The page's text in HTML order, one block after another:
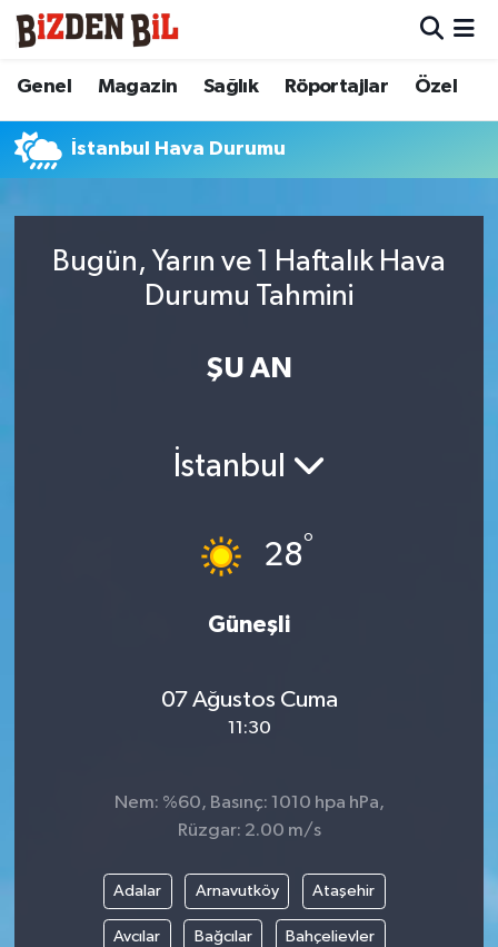
Genel Magazin Sağlık Röportajlar Özel
İstanbul Hava Durumu
Bugün, Yarın ve 1 Haftalık Hava
Durumu Tahmini
ŞU AN
İstanbul
28°
Güneşli
07 Ağustos Cuma
11:30
Nem: %60, Basınç: 1010 hpa hPa,
Rüzgar: 2.00 m/s
Adalar Arnavutköy Ataşehir
Avcılar Bağcılar Bahçelievler
Hava Durumu
Trafik Durumu
Tüm Manşetler
Son Dakika Haberleri